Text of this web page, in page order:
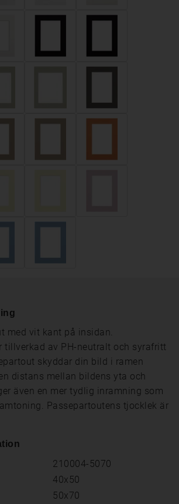
med vit kant på insidan.
tillverkad av PH-neutralt och syrafritt
skyddar din bild i ramen
distans mellan bildens yta och
även en mer tydlig inramning som
Passepartoutens tjocklek är
210004-5070
40x50
50x70